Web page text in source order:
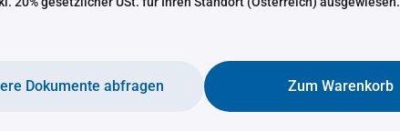
Zum Warenkorb
Dokumente abfragen